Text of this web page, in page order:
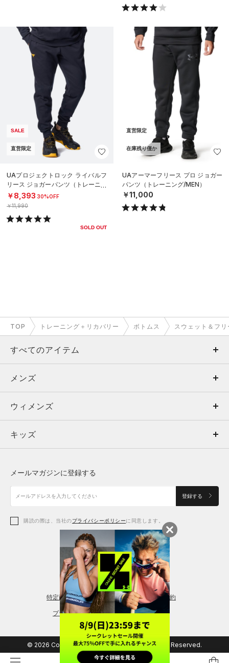
SALE
直営限定
UAプロジェクトロック ライバルフ
リース ジョガーパンツ（トレーニン
グ/MEN）
￥8,393 30%OFF
￥11,990
SOLD OUT
直営限定
在庫残り僅か
UAアーマーフリース プロ ジョガー
パンツ（トレーニング/MEN）
￥11,000
TOP トレーニング＋リカバリー ボトムス スウェット＆フ
すべてのアイテム
メンズ
ウィメンズ
キッズ
アクセサリー
メンズ
トップス
ボトムス
アクセサリー
ウィメンズ
トップス
シューズ
アクセサリー
レギンス＆タイツ
キッズ
シューズ
メールマガジンに登録する
登録する
購読の際は、当社のプライバシーポリシーに同意します。
特定商取引法に基づく通販の表記 会員規約
プライバシーポリシー
© 2026 Copyright DOME Corporation. All Rights Reserved.